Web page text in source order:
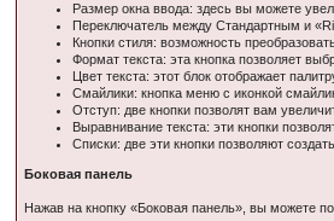
Размер окна ввода: здесь вы можете
Переключатель между Стандартным и
Кнопки стиля: возможность
Формат текста: эта кнопка позволяет
Цвет текста: этот блок отображает
Смайлики: кнопка меню с иконкой
Отступ: две кнопки позволят вам
Выравнивание текста: эти кнопки
Списки: две эти кнопки позволяют
Боковая панель
Нажав на кнопку «Боковая панель», вы можете